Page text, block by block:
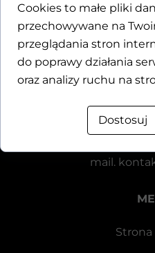
Strona
Dane
tel.+48
mail.
Cookies to małe pliki
przechowywane na
przeglądania stron
do poprawy działania
oraz analizy ruchu na
Dostosuj